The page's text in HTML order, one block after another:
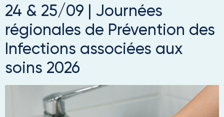
24 & 25/09 | Journées
régionales de Prévention des
Infections associées aux
soins 2026